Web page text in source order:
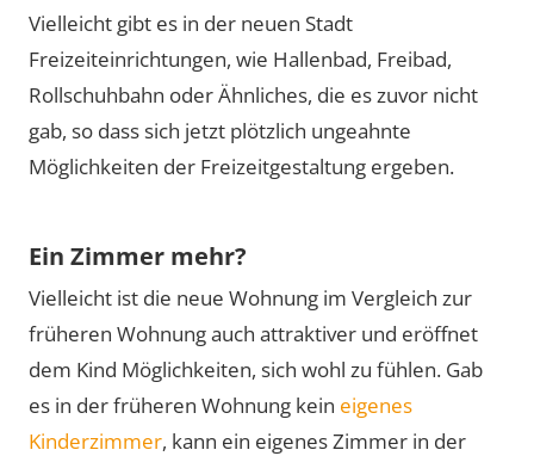
Vielleicht gibt es in der neuen Stadt
Freizeiteinrichtungen, wie Hallenbad, Freibad,
Rollschuhbahn oder Ähnliches, die es zuvor nicht
gab, so dass sich jetzt plötzlich ungeahnte
Möglichkeiten der Freizeitgestaltung ergeben.
Ein Zimmer mehr?
Vielleicht ist die neue Wohnung im Vergleich zur
früheren Wohnung auch attraktiver und eröffnet
dem Kind Möglichkeiten, sich wohl zu fühlen. Gab
es in der früheren Wohnung kein eigenes
Kinderzimmer, kann ein eigenes Zimmer in der